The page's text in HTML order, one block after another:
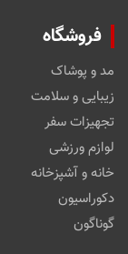
فروشگاه
مد و پوشاک
زیبایی و سلامت
تجهیزات سفر
لوازم ورزشی
خانه و آشپزخانه
دکوراسیون
گوناگون